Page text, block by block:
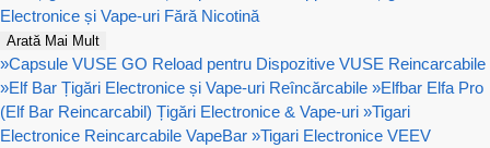
Electronice și Vape-uri Fără Nicotină
Arată Mai Mult
»Capsule VUSE GO Reload pentru Dispozitive VUSE Reincarcabile
»Elf Bar Țigări Electronice și Vape-uri Reîncărcabile »Elfbar Elfa Pro
(Elf Bar Reincarcabil) Țigări Electronice & Vape-uri »Tigari
Electronice Reincarcabile VapeBar »Tigari Electronice VEEV